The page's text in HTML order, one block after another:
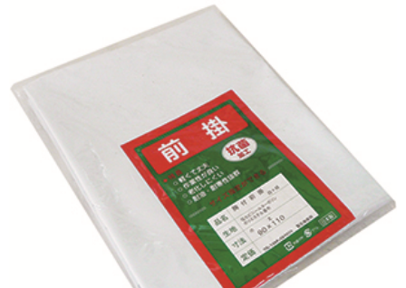
キッチンペーパー
トイレットペーパー
ポリ袋・調理小物
ポリ袋
レジ袋・チャック袋等
たわし・スポンジ